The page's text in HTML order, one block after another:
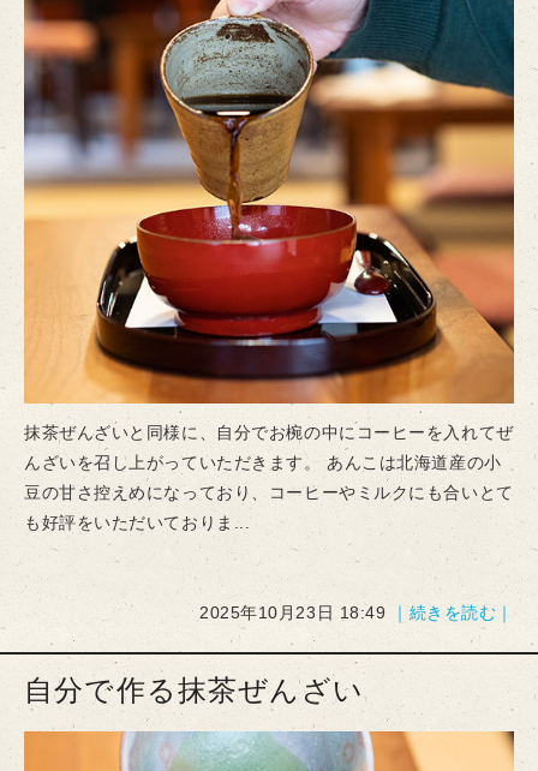
抹茶ぜんざいと同様に、自分でお椀の中にコーヒーを入れてぜ
んざいを召し上がっていただきます。 あんこは北海道産の小
豆の甘さ控えめになっており、コーヒーやミルクにも合いとて
も好評をいただいておりま...
2025年10月23日 18:49 ｜続きを読む｜
自分で作る抹茶ぜんざい